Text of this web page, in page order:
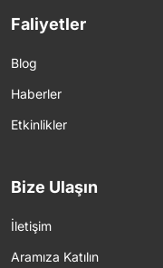
Faliyetler
Blog
Haberler
Etkinlikler
Bize Ulaşın
İletişim
Aramıza Katılın